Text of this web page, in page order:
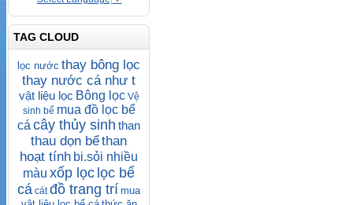
TAG CLOUD
lọc nước thay bông lọc
thay nước cá như t
vật liệu lọc Bông lọc Vệ
sinh bể mua đồ lọc bể
cá cây thủy sinh than
thau dọn bểthan
hoạt tính bi.sỏi nhiều
màu xốp lọc lọc bể
cá cát đồ trang trí mua